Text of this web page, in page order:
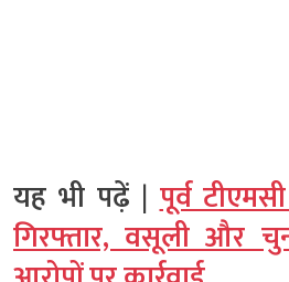
यह भी पढ़ें |पूर्व
गिरफ्तार, वसूली और